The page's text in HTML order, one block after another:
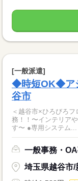
[一般派遣]
◆時短OK◆ア
谷市
＜越谷市×ひろびろ
務！！〜インテリア
す〜 ●専用システム...
一般事務・
埼玉県越谷市/